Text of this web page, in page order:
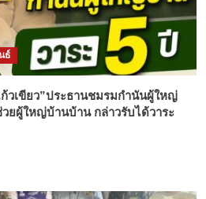
ธ์
วเขียว”ประธานชมรมกำนันผู้ใหญ่
ยผู้ใหญ่บ้านบ้าน กล่าวรับได้วาระ